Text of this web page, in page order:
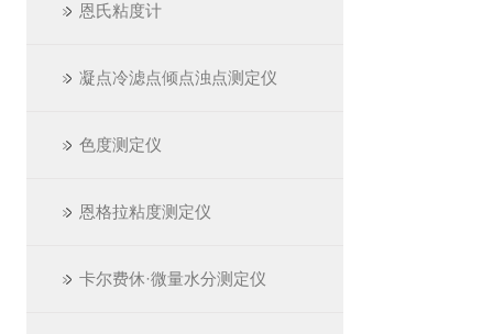
恩氏粘度计
凝点冷滤点倾点浊点测定仪
色度测定仪
恩格拉粘度测定仪
卡尔费休·微量水分测定仪